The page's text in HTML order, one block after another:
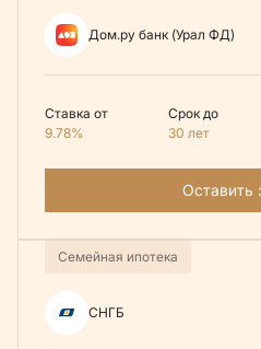
Дом.ру банк (Урал ФД)
Ставка от
9.78%
Срок до
30 лет
Оставить
Семейная ипотека
СНГБ